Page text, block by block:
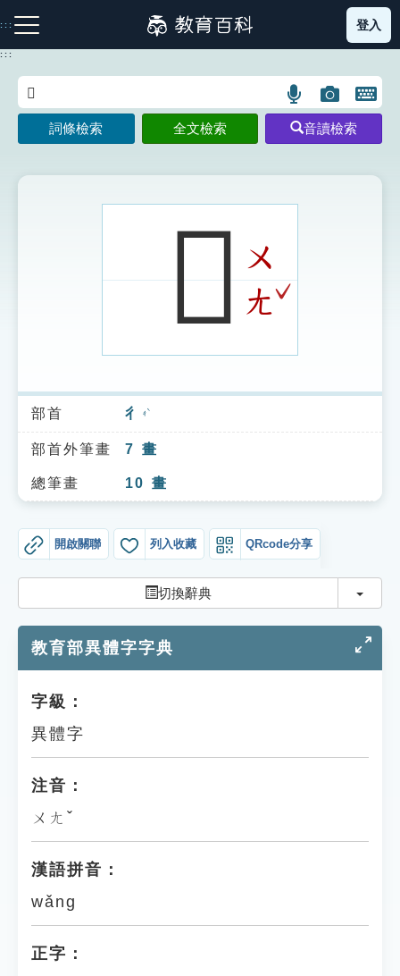
到
主
:::
注音索引圖示 筆畫索引圖示 部首索引表圖示
索引選單
知識索引
單字索引
貓頭鷹博士
登入
:::
語
言
搜
示
圖
片
搜
開
鍵
圖
詞條檢索 全文檢索 音讀檢索
𢓸ㄨ
ㄤ ˇ
部首 彳 ㄔˋ
部首外筆畫 7 畫
總筆畫 10 畫
開啟關聯 列入收藏 QRcode分享
切換辭典 切換
教育部異體字字典
字級：
異體字
注音：
ㄨㄤˇ
漢語拼音：
wǎng
正字：